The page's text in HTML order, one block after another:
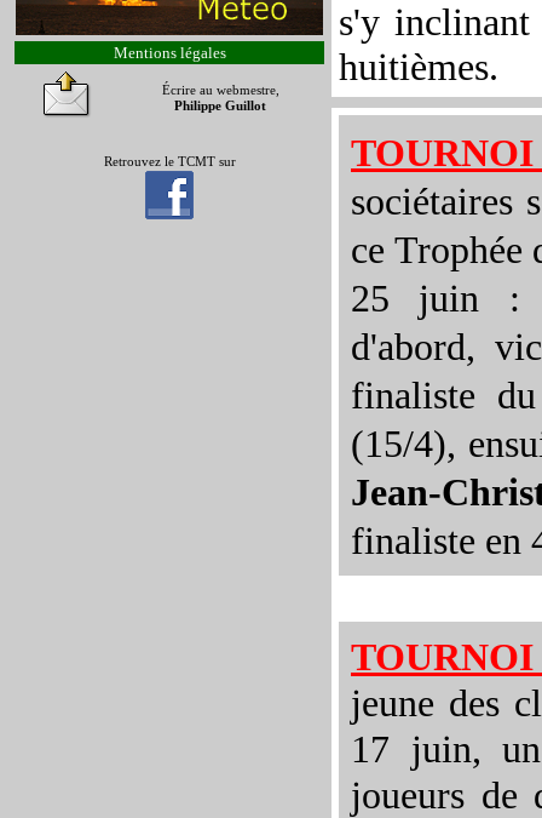
Mentions légales
Écrire au webmestre,
Philippe Guillot
Retrouvez le TCMT sur
s'y inclinant
huitièmes.
sociétaires
ce Trophée
25 juin
d'abord,
finaliste
(15/4),
Jean-
finaliste en
jeune des
17 juin,
joueurs de